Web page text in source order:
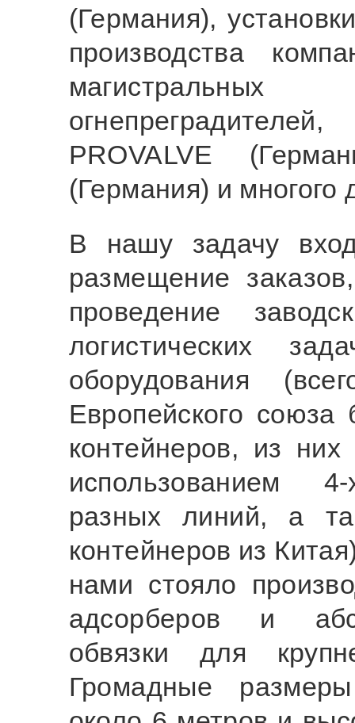
(Германия),
производства
магистральных
PROVALVE
(Германия) и многого
В нашу задачу
размещение
проведение
логистических
оборудования
Европейского
контейнеров, из
использованием 4-
разных линий, а
контейнеров из
нами стояло
адсорберов и
обвязки для
Громадные